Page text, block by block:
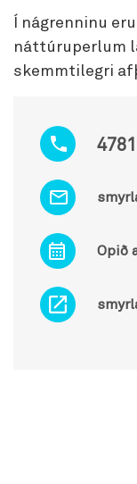
Opið
Í nágrenninu
náttúruperlum
skemmtilegri